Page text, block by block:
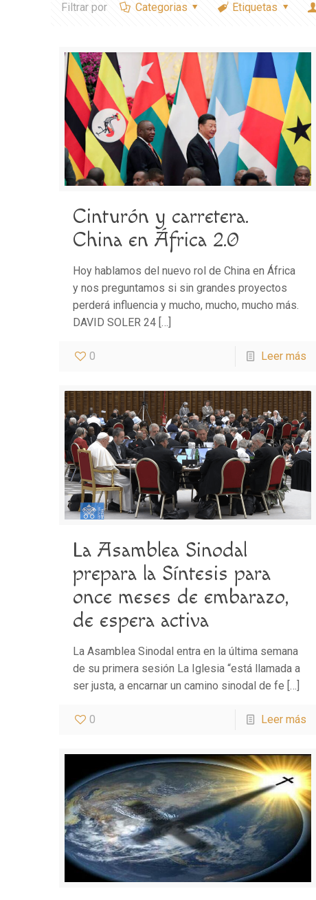
Filtrar por Categorias Etiquetas
Cinturón y carretera.
China en África 2.0
Hoy hablamos del nuevo rol de China en África
y nos preguntamos si sin grandes proyectos
perderá influencia y mucho, mucho, mucho más.
DAVID SOLER 24 […]
0 Leer más
La Asamblea Sinodal
prepara la Síntesis para
once meses de embarazo,
de espera activa
La Asamblea Sinodal entra en la última semana
de su primera sesión La Iglesia “está llamada a
ser justa, a encarnar un camino sinodal de fe […]
0 Leer más